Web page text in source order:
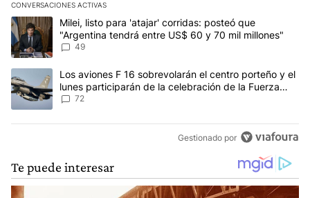
CONVERSACIONES ACTIVAS
Este listado muestra los artículos con más comentarios en los
Un artículo de tendencia con el título "Milei, listo para 'atajar'
Milei, listo para 'atajar' corridas: posteó que
"Argentina tendrá entre US$ 60 y 70 mil millones"
49
Un artículo de tendencia con el título "Los aviones F 16
Los aviones F 16 sobrevolarán el centro porteño y el
lunes participarán de la celebración de la Fuerza
Aérea
72
Gestionado por